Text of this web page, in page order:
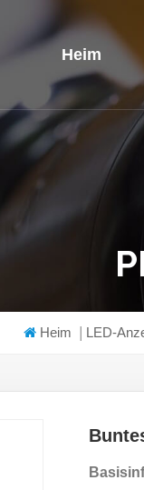
Heim
Heim LED-